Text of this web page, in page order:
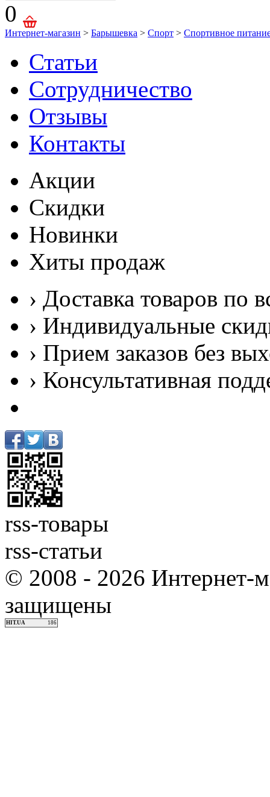
0
Интернет-магазин > Барышевка > Спорт > Спортивное
Статьи
Сотрудничество
Отзывы
Контакты
Акции
Скидки
Новинки
Хиты продаж
› Доставка товаров по
› Индивидуальные
› Прием заказов без
› Консультативная
rss-товары
rss-статьи
© 2008 - 2026 Интернет-
защищены
HIT.UA 186